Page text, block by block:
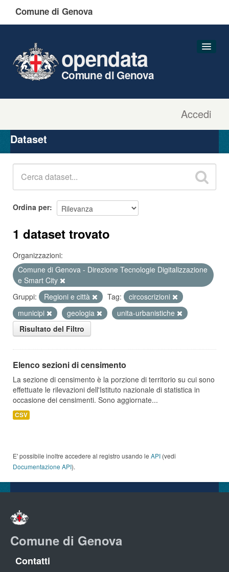
Comune di Genova
Accedi
opendata
Comune di Genova
Organizzazioni
Gruppi
Dataset
Ordina per
1 dataset trovato
Organizzazioni:
Comune di Genova - Direzione Tecnologie Digitalizzazione
e Smart City
Gruppi:
Regioni e città Tag:
circoscrizioni
municipi
geologia
unita-urbanistiche
Risultato del Filtro
Elenco sezioni di censimento
La sezione di censimento è la porzione di territorio su cui sono
effettuate le rilevazioni dell'Istituto nazionale di statistica in
occasione dei censimenti. Sono aggiornate...
CSV
E' possibile inoltre accedere al registro usando le API (vedi
Documentazione API).
Comune di Genova
Contatti